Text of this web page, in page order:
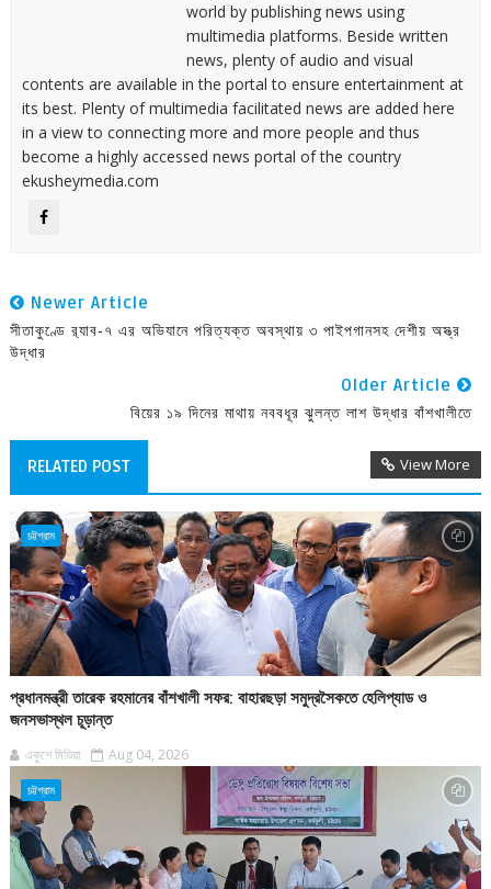
world by publishing news using
multimedia platforms. Beside written
news, plenty of audio and visual
contents are available in the portal to ensure entertainment at
its best. Plenty of multimedia facilitated news are added here
in a view to connecting more and more people and thus
become a highly accessed news portal of the country
ekusheymedia.com
Newer Article
সীতাকুণ্ডে র‌্যাব-৭ এর অভিযানে পরিত্যক্ত অবস্থায় ৩ পাইপগানসহ দেশীয় অস্ত্র
উদ্ধার
Older Article
বিয়ের ১৯ দিনের মাথায় নববধূর ঝুলন্ত লাশ উদ্ধার বাঁশখালীতে
RELATED POST View More
চট্টগ্রাম
প্রধানমন্ত্রী তারেক রহমানের বাঁশখালী সফর: বাহারছড়া সমুদ্রসৈকতে হেলিপ্যাড ও
জনসভাস্থল চূড়ান্ত
একুশে মিডিয়া Aug 04, 2026
চট্টগ্রাম